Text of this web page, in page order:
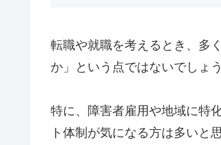
転職や就職を考えるとき、多
か」という点ではないでしょう
特に、障害者雇用や地域に特
ト体制が気になる方は多いと